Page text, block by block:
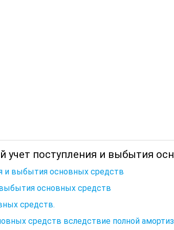
учет поступления и выбытия
и выбытия основных средств
основных средств
средств.
средств вследствие полной